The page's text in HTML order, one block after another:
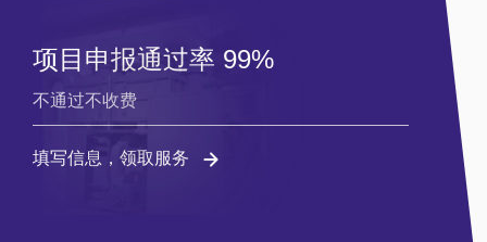
项目申报通过率 99%
不通过不收费
填写信息，领取服务